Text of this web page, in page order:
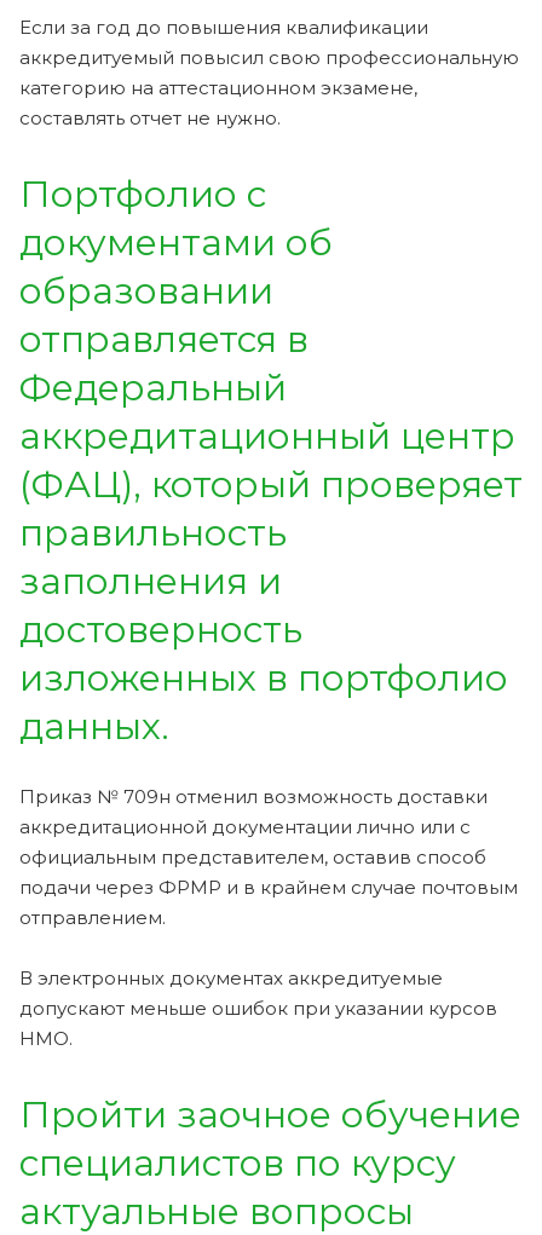
Если за год до повышения квалификации
аккредитуемый повысил свою профессиональную
категорию на аттестационном экзамене,
составлять отчет не нужно.
Портфолио с
документами об
образовании
отправляется в
Федеральный
аккредитационный центр
(ФАЦ), который проверяет
правильность
заполнения и
достоверность
изложенных в портфолио
данных.
Приказ № 709н отменил возможность доставки
аккредитационной документации лично или с
официальным представителем, оставив способ
подачи через ФРМР и в крайнем случае почтовым
отправлением.
В электронных документах аккредитуемые
допускают меньше ошибок при указании курсов
НМО.
Пройти заочное обучение
специалистов по курсу
актуальные вопросы